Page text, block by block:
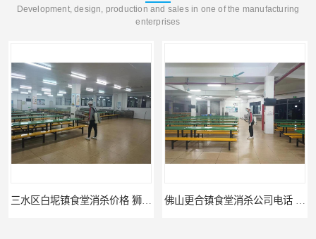
Development, design, production and sales in one of the manufacturing
enterprises